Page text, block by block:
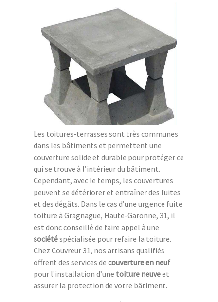
Les toitures-terrasses sont très communes
dans les bâtiments et permettent une
couverture solide et durable pour protéger ce
qui se trouve à l’intérieur du bâtiment.
Cependant, avec le temps, les couvertures
peuvent se détériorer et entraîner des fuites
et des dégâts. Dans le cas d’une urgence fuite
toiture à Gragnague, Haute-Garonne, 31, il
est donc conseillé de faire appel à une
sociétéspécialisée pour refaire la toiture.
Chez Couvreur 31, nos artisans qualifiés
offrent des services de couverture en neuf
pour l’installation d’une toiture neuveet
assurer la protection de votre bâtiment.